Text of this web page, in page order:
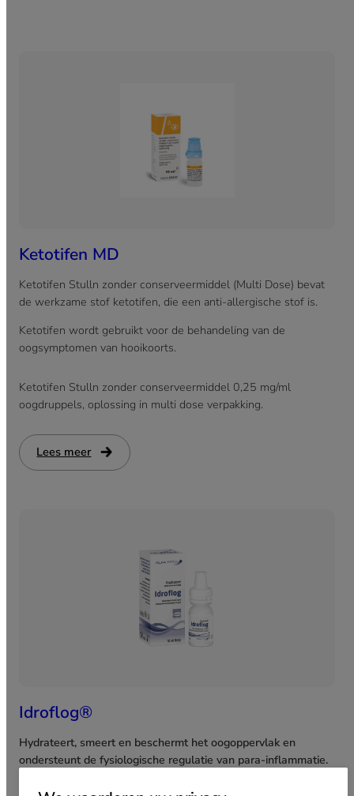
Ketotifen MD
Ketotifen Stulln zonder conserveermiddel (Multi Dose) bevat
de werkzame stof ketotifen, die een anti-allergische stof is.
Ketotifen wordt gebruikt voor de behandeling van de
oogsymptomen van hooikoorts.
Ketotifen Stulln zonder conserveermiddel 0,25 mg/ml
oogdruppels, oplossing in multi dose verpakking.
Lees meer
:
Ketotifen
Idroflog®
Hydrateert, smeert en beschermt het oogoppervlak en
ondersteunt de fysiologische regulatie van para-inflammatie.
Ontwikkeld voor patiënten met terugkerende en/of